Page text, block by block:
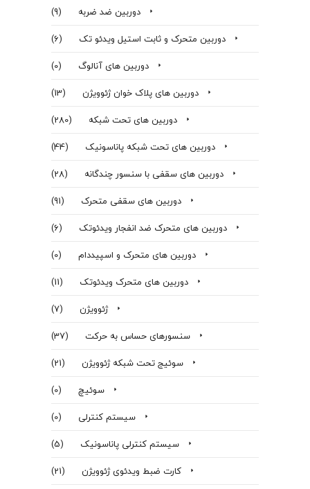
دوربین ضد ضربه
(9)
دوربین متحرک و ثابت استیل ویدئو تک
(6)
دوربین های آنالوگ
(0)
دوربین های پلاک خوان ژئوویژن
(13)
دوربین های تحت شبکه
(280)
دوربین های تحت شبکه پاناسونیک
(44)
دوربین های سقفی با سنسور چندگانه
(28)
دوربین های سقفی متحرک
(91)
دوربین های متحرک ضد انفجار ویدئوتک
(6)
دوربین های متحرک و اسپیددام
(0)
دوربین های متحرک ویدئوتک
(11)
ژئوویژن
(7)
سنسورهای حساس به حرکت
(37)
سوئیج تحت شبکه ژئوویژن
(21)
سوئیچ
(0)
سیستم کنترلی
(0)
سیستم کنترلی پاناسونیک
(5)
کارت ضبط ویدئوی ژئوویژن
(21)